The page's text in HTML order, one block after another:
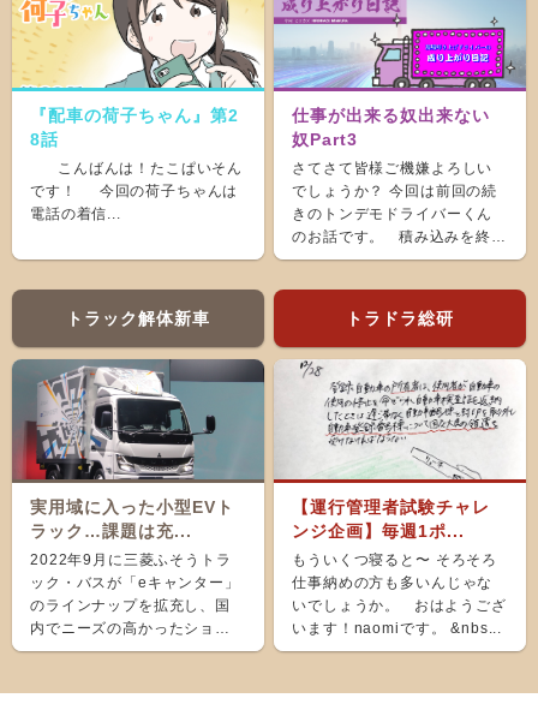
『配車の荷子ちゃん』第2
8話
こんばんは！たこぱいそん
です！ 今回の荷子ちゃんは
電話の着信...
仕事が出来る奴出来ない
奴Part3
さてさて皆様ご機嫌よろしい
でしょうか？ 今回は前回の続
きのトンデモドライバーくん
のお話です。 積み込みを終
え、ホッと...
トラック解体新車
実用域に入った小型EVト
ラック…課題は充...
2022年9月に三菱ふそうトラ
ック・バスが「eキャンター」
のラインナップを拡充し、国
内でニーズの高かったショー
ト＆ナローボディ（G...
トラドラ総研
【運行管理者試験チャレ
ンジ企画】毎週1ポ...
もういくつ寝ると〜 そろそろ
仕事納めの方も多いんじゃな
いでしょうか。 おはようござ
います！naomiです。 &nbs...